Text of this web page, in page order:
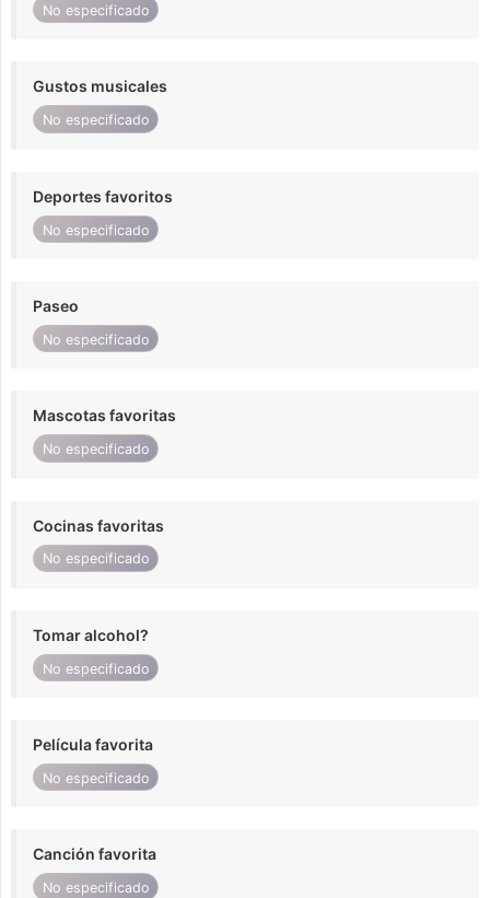
No especificado
Gustos musicales
No especificado
Deportes favoritos
No especificado
Paseo
No especificado
Mascotas favoritas
No especificado
Cocinas favoritas
No especificado
Tomar alcohol?
No especificado
Película favorita
No especificado
Canción favorita
No especificado